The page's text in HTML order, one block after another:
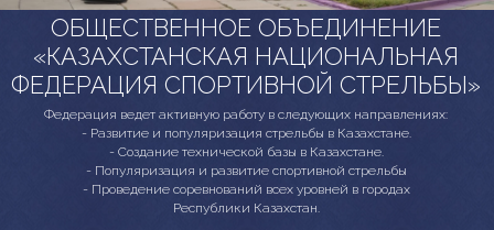
ОБЩЕСТВЕННОЕ ОБЪЕДИНЕНИЕ
«КАЗАХСТАНСКАЯ НАЦИОНАЛЬНАЯ
ФЕДЕРАЦИЯ СПОРТИВНОЙ СТРЕЛЬБЫ»
Федерация ведет активную работу в следующих направлениях:
- Развитие и популяризация стрельбы в Казахстане.
- Создание технической базы в Казахстане.
- Популяризация и развитие спортивной стрельбы
- Проведение соревнований всех уровней в городах
Республики Казахстан.